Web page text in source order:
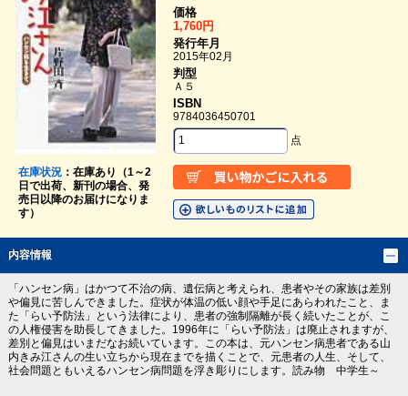
在庫状況：在庫あり（1～2
日で出荷、新刊の場合、発
売日以降のお届けになりま
す）
価格
1,760円
発行年月
2015年02月
判型
Ａ５
ISBN
9784036450701
点
内容情報
「ハンセン病」はかつて不治の病、遺伝病と考えられ、患者やその家族は差別
や偏見に苦しんできました。症状が体温の低い顔や手足にあらわれたこと、ま
た「らい予防法」という法律により、患者の強制隔離が長く続いたことが、こ
の人権侵害を助長してきました。1996年に「らい予防法」は廃止されますが、
差別と偏見はいまだなお続いています。この本は、元ハンセン病患者である山
内きみ江さんの生い立ちから現在までを描くことで、元患者の人生、そして、
社会問題ともいえるハンセン病問題を浮き彫りにします。読み物 中学生～